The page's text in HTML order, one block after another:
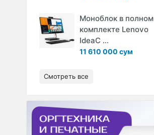
Моноблок в полном
комплекте Lenovo
IdeaC ...
11 610 000 сум
Смотреть все